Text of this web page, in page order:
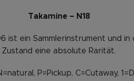
Takamine – N18
ist ein Sammlerinstrument und in
Zustand eine absolute Rarität.
P=Pickup, C=Cutaway,